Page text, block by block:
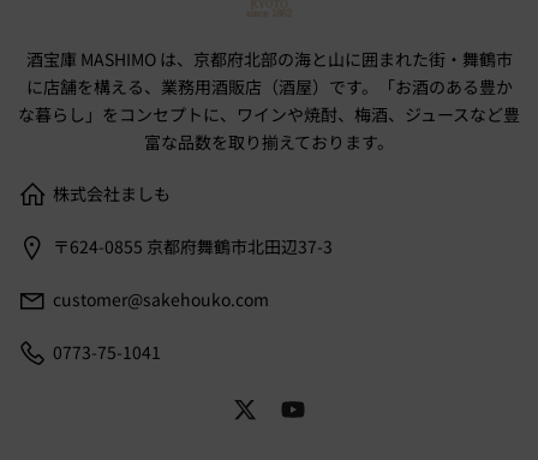
酒宝庫 MASHIMO は、京都府北部の海と山に囲まれた街・舞鶴市
に店舗を構える、業務用酒販店（酒屋）です。「お酒のある豊か
な暮らし」をコンセプトに、ワインや焼酎、梅酒、ジュースなど豊
富な品数を取り揃えております。
株式会社ましも
〒624-0855 京都府舞鶴市北田辺37-3
customer@sakehouko.com
0773-75-1041